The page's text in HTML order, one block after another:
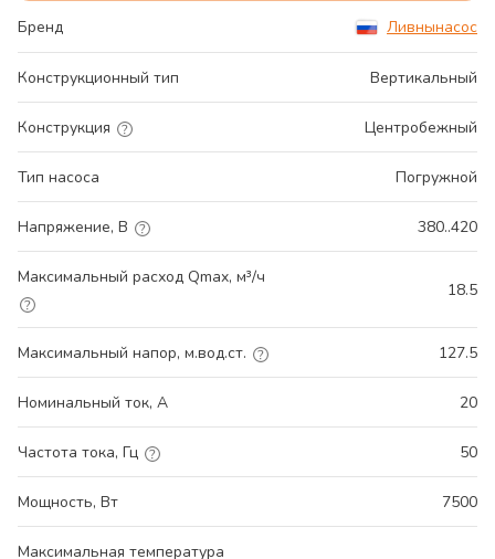
Бренд Ливнынасос
Конструкционный тип Вертикальный
Конструкция Центробежный
Тип насоса Погружной
Напряжение, В 380..420
Максимальный расход Qmax, м³/ч
18.5
Максимальный напор, м.вод.ст. 127.5
Номинальный ток, А 20
Частота тока, Гц 50
Мощность, Вт 7500
Максимальная температура